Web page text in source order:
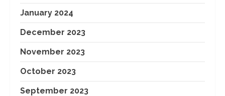
January 2024
December 2023
November 2023
October 2023
September 2023